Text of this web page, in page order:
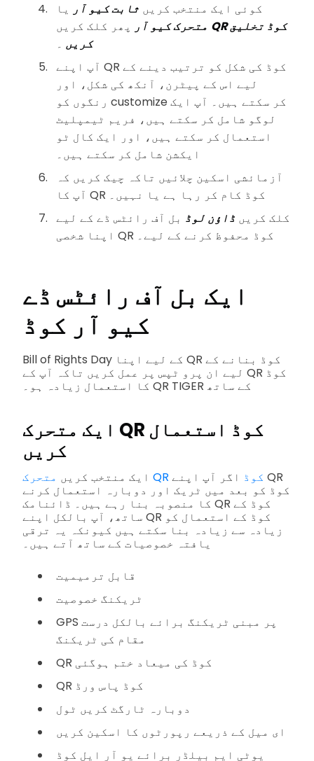
کوئی ایک منتخب کریں ثابت کیو آر یا
متحرک کیو آر QR کوڈ تخلیق
کریں ۔
آپ اپنے QR کوڈ کی شکل کو ترتیب دینے کے
لیے اس کے پیٹرن، آنکھ کی شکل، اور
رنگوں کو customize کر سکتے ہیں۔ آپ ایک
لوگو شامل کر سکتے ہیں، فریم ٹیمپلیٹ
استعمال کر سکتے ہیں، اور ایک کال ٹو
ایکشن شامل کر سکتے ہیں۔
آزمائشی اسکین چلائیں تاکہ چیک کریں کہ
آپ کا QR کوڈ کام کر رہا ہے یا نہیں۔
کلک کریں ڈاؤن لوڈ بل آف رائٹس ڈے کے لیے
اپنا شخصی QR کوڈ محفوظ کرنے کے لیے۔
ایک بل آف رائٹس ڈے
کیو آر کوڈ
Bill of Rights Day کے لیے اپنا QR کوڈ بنانے کے
لیے ان پرو ٹپس پر عمل کریں تاکہ آپ کے QR کوڈ
کا استعمال زیادہ ہو۔ QR TIGER کے ساتھ
ایک متحرک QR کوڈ استعمال
کریں
ایک منتخب کریں متحرک QR کوڈ اگر آپ اپنے QR
کوڈ کو بعد میں ٹریک اور دوبارہ استعمال کرنے
کا منصوبہ بنا رہے ہیں۔ ڈائنامک QR کوڈ کے
ساتھ، آپ بالکل اپنے QR کوڈ کے استعمال کو
زیادہ سے زیادہ بنا سکتے ہیں کیونکہ یہ ترقی
یافتہ خصوصیات کے ساتھ آتے ہیں۔
قابل ترمیمیت
ٹریکنگ خصوصیت
GPS پر مبنی ٹریکنگ برائے بالکل درست
مقام کی ٹریکنگ
QR کوڈ کی میعاد ختم ہوگئی
QR کوڈ پاس ورڈ
دوبارہ ٹارگٹ کریں ٹول
ای میل کے ذریعے رپورٹوں کا اسکین کریں
یوٹی ایم بیلڈر برائے یو آر ایل کوڈ